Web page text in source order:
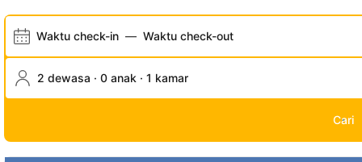
Waktu check-in — Waktu check-out
2 dewasa · 0 anak · 1 kamar
Cari